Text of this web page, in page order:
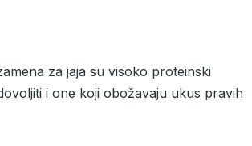
za jaja su visoko proteinski
i one koji obožavaju ukus pravih